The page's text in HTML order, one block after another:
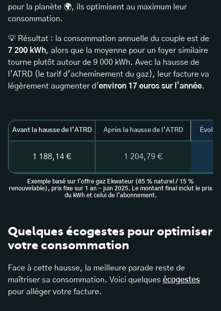
pour la planète 🌍, ils optimisent au maximum leur
consommation.
💡 Résultat : la consommation annuelle du couple est de
7 200 kWh, alors que la moyenne pour un foyer similaire
tourne plutôt autour de 9 000 kWh. Avec la hausse de
l’ATRD (le tarif d’acheminement du gaz), leur facture va
légèrement augmenter d'environ 17 euros sur l’année.
Avant la hausse de l’ATRD Après la hausse de l’ATRD
1 188,14 € 1 204,79 €
Exemple basé sur l’offre gaz Ekwateur (85 % naturel / 15 %
renouvelable), prix fixe sur 1 an - juin 2025. Le montant final inclut le prix
du kWh et celui de l’abonnement.
Quelques écogestes pour optimiser
votre consommation
Face à cette hausse, la meilleure parade reste de
maîtriser sa consommation. Voici quelques écogestes
pour alléger votre facture.